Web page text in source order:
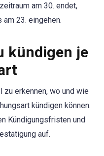
am 30. endet,
23. eingehen.
kündigen je
erkennen, wo und wie
kündigen können.
Kündigungsfristen und
auf.